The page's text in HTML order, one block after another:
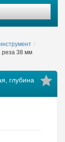
реза 38 мм
глубина